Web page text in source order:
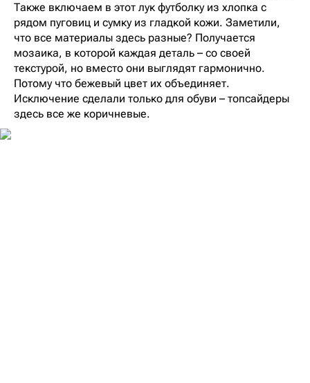
Также включаем в этот лук футболку из хлопка с
рядом пуговиц и сумку из гладкой кожи. Заметили,
что все материалы здесь разные? Получается
мозаика, в которой каждая деталь – со своей
текстурой, но вместо они выглядят гармонично.
Потому что бежевый цвет их объединяет.
Исключение сделали только для обуви – топсайдеры
здесь все же коричневые.